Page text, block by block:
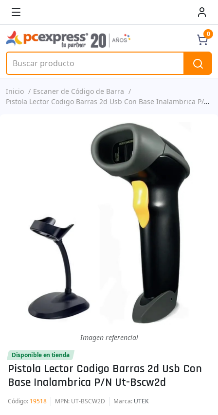
0
Inicio
Escaner de Código de Barra
Pistola Lector Codigo Barras 2d Usb Con Base Inalambrica P/n Ut-bscw2d
Imagen referencial
Disponible en tienda
Pistola Lector Codigo Barras 2d Usb Con
Base Inalambrica P/n Ut-Bscw2d
Código: 19518 MPN: UT-BSCW2D Marca: UTEK